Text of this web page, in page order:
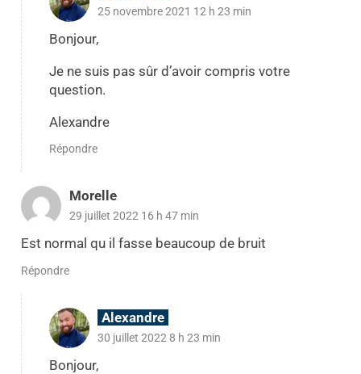
25 novembre 2021 12 h 23 min
Bonjour,
Je ne suis pas sûr d’avoir compris votre
question.
Alexandre
Répondre
Morelle
29 juillet 2022 16 h 47 min
Est normal qu il fasse beaucoup de bruit
Répondre
Alexandre
30 juillet 2022 8 h 23 min
Bonjour,